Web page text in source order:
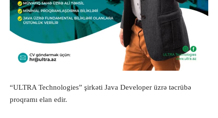
“ULTRA Technologies” şirkəti Java Developer üzrə təcrübə
proqramı elan edir.